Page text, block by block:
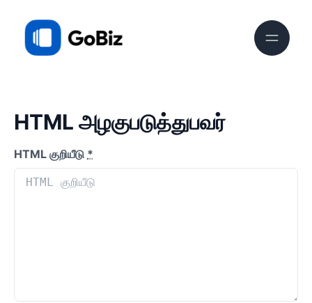
HTML அழகுபடுத்துபவர்
HTML குறியீடு *